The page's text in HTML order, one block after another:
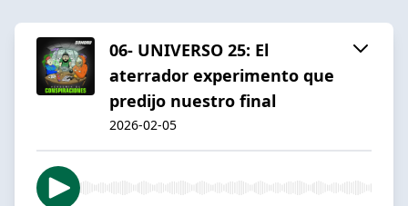
06- UNIVERSO 25: El
aterrador experimento que
predijo nuestro final
2026-02-05